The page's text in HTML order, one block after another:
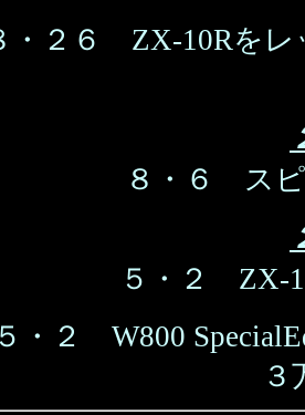
・２６ ZX-10Rをレ
８・６ ス
５・２ ZX-
５・２ W800
３